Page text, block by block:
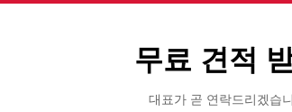
무료 견적
대표가 곧 연락드리겠습